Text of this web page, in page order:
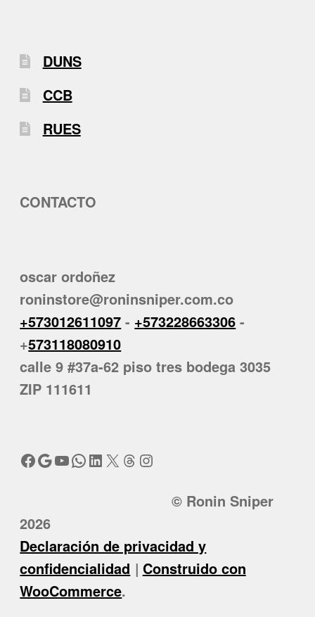
DUNS
CCB
RUES
CONTACTO
oscar ordoñez
roninstore@roninsniper.com.co
+573012611097 - +573228663306 -
+573118080910
calle 9 #37a-62 piso tres bodega 3035
ZIP 111611
Facebook
Google
YouTube
WhatsApp
LinkedIn
X Threads
Instagram
© Ronin Sniper
2026
Declaración de privacidad y
confidencialidad
Construido con
WooCommerce.